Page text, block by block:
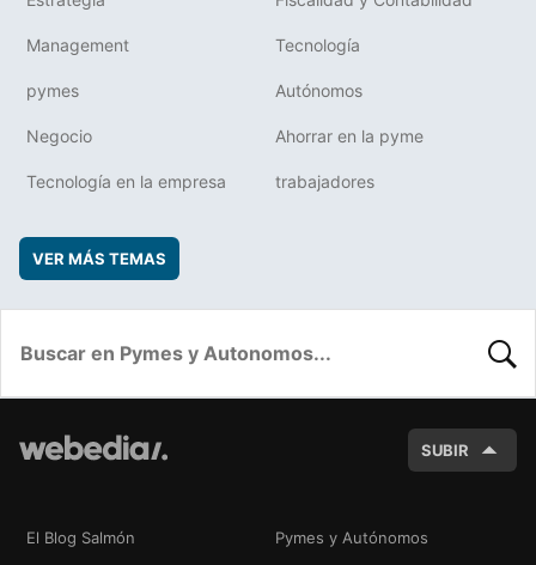
Management Tecnología
pymes Autónomos
Negocio Ahorrar en la pyme
Tecnología en la empresa trabajadores
VER MÁS TEMAS
SUBIR
El Blog Salmón Pymes y Autónomos